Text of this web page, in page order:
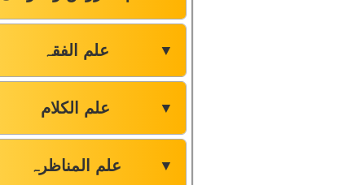
علم الفقہ ▼
علم الکلام ▼
علم المناظرہ ▼